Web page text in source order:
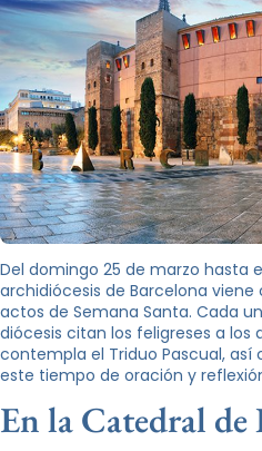
Del domingo 25 de marzo hasta
archidiócesis de Barcelona
actos de Semana Santa. Cada
diócesis citan los feligreses a los
contempla el Triduo Pascual,
este tiempo de oración y
En la Catedral de